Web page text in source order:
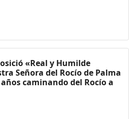
«Real y Humilde
Señora del Rocío de Palma
caminando del Rocío a